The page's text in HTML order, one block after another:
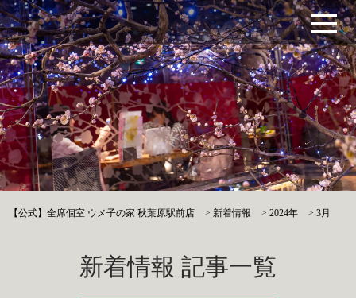
【公式】全席個室 ウメ子の家 秋葉原駅前店 >新着情報 >2024年 >3月
新着情報 記事一覧